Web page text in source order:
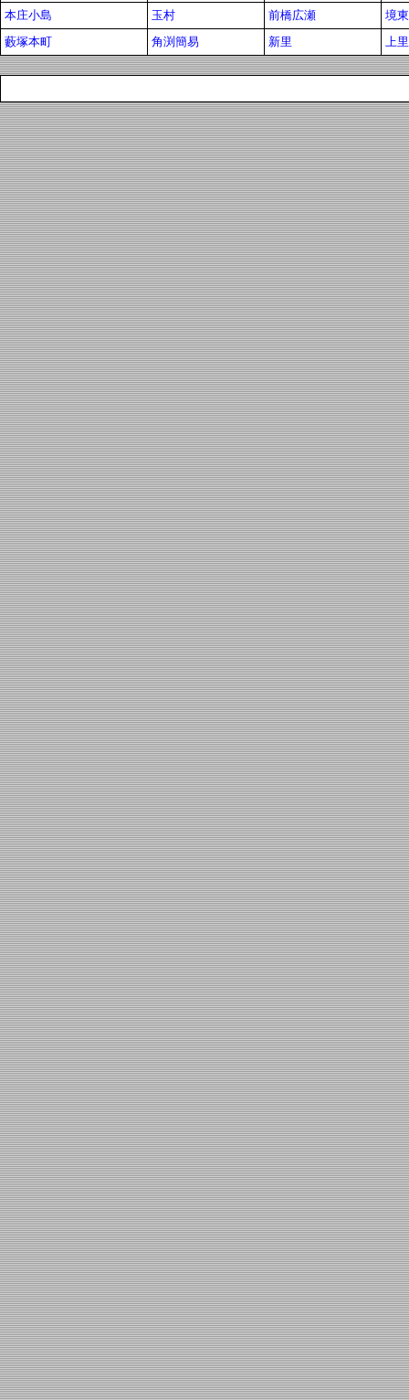
本庄小島
玉村 前橋広瀬
境
藪塚本町
角渕簡易 新里 上里